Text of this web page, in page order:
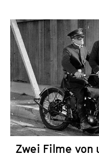
Zwei Filme von